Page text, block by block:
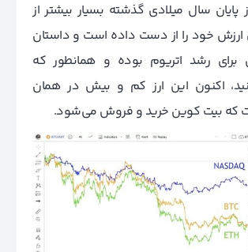
پایان سال میلادی گذشته بسیار بیشتر از
ارزش خود را از دست داده است و داستان
برای رشد اتریوم بوده و همانطور که
اکنون این ارز کم و بیش در همان
که بیت کوین خرید و فروش می‌شود.